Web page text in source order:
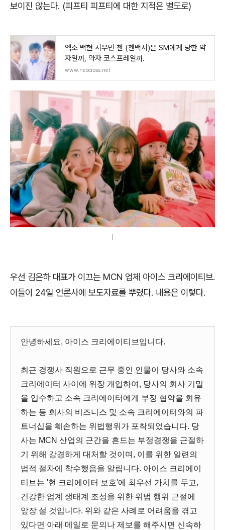
보이진 않는다. (피프티 피프티에 대한 지적은 별도로)
엑소 백현‧시우민‧첸 (첸백시)은 SM에게 당한 약
자일까, 약자 코스프레일까.
www.neocross.net
우선 김은하 대표가 이끄는 MCN 업체 아이스 크리에이티브.
이들이 24일 언론사에 보도자료를 뿌렸다. 내용은 이렇다.
안녕하세요, 아이스 크리에이티브입니다.
최근 경쟁사 직원으로 근무 중인 인물이 당사와 소속
크리에이터 사이에 위장 개입하여, 당사의 회사 기밀
을 입수하고 소속 크리에이터에게 부정 협약을 회유
하는 등 회사의 비즈니스 및 소속 크리에이터와의 파
트너십을 훼손하는 위법행위가 포착되었습니다. 당
사는 MCN 산업의 근간을 흔드는 부정경쟁을 근절하
기 위해 강경하게 대처할 것이며, 이를 위한 일련의
법적 절차에 착수했음을 알립니다. 아이스 크리에이
티브는 '현 크리에이터 보호'에 최우선 가치를 두고,
건강한 업계 생태계 조성을 위한 위법 행위 근절에
앞장 설 것입니다. 위와 같은 사례로 어려움을 겪고
있다면 아래 메일로 문의나 제보를 해주시면 신속하